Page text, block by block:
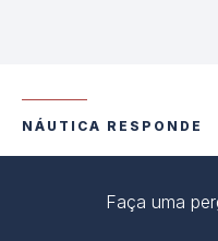
NÁUTICA RESPONDE
Faça uma